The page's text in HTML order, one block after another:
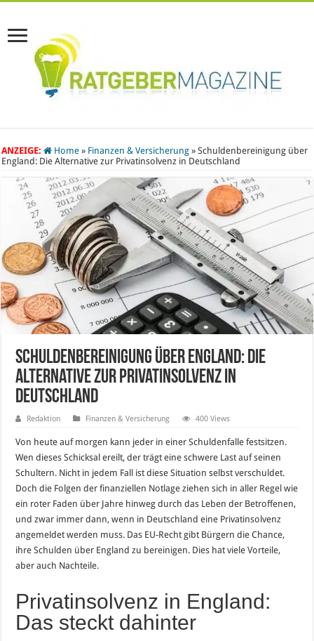
ANZEIGE: Home » Finanzen & Versicherung » Schuldenbereinigung über
England: Die Alternative zur Privatinsolvenz in Deutschland
Schuldenbereinigung über England: Die
Alternative zur Privatinsolvenz in
Deutschland
Redaktion Finanzen & Versicherung 400 Views
Von heute auf morgen kann jeder in einer Schuldenfalle festsitzen.
Wen dieses Schicksal ereilt, der trägt eine schwere Last auf seinen
Schultern. Nicht in jedem Fall ist diese Situation selbst verschuldet.
Doch die Folgen der finanziellen Notlage ziehen sich in aller Regel wie
ein roter Faden über Jahre hinweg durch das Leben der Betroffenen,
und zwar immer dann, wenn in Deutschland eine Privatinsolvenz
angemeldet werden muss. Das EU-Recht gibt Bürgern die Chance,
ihre Schulden über England zu bereinigen. Dies hat viele Vorteile,
aber auch Nachteile.
Privatinsolvenz in England:
Das steckt dahinter